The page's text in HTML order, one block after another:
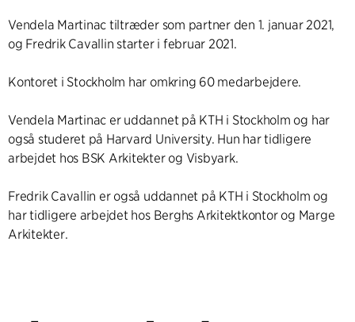
Vendela Martinac tiltræder som partner den 1. januar 2021,
og Fredrik Cavallin starter i februar 2021.
Kontoret i Stockholm har omkring 60 medarbejdere.
Vendela Martinac er uddannet på KTH i Stockholm og har
også studeret på Harvard University. Hun har tidligere
arbejdet hos BSK Arkitekter og Visbyark.
Fredrik Cavallin er også uddannet på KTH i Stockholm og
har tidligere arbejdet hos Berghs Arkitektkontor og Marge
Arkitekter.